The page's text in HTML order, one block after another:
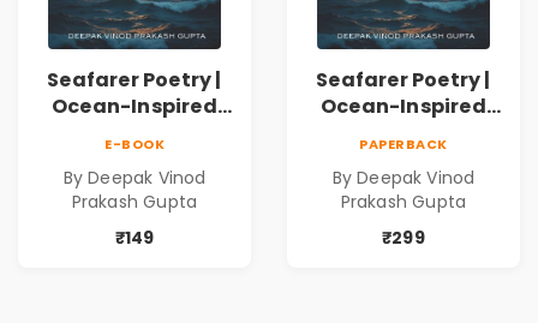
Seafarer Poetry |
Ocean-Inspired
E-BOOK
By Deepak Vinod
Prakash Gupta
₹149
Seafarer Poetry |
Ocean-Inspired
PAPERBACK
By Deepak Vinod
Prakash Gupta
₹299